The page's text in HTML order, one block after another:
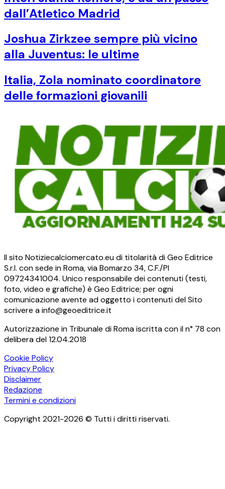
dall’Atletico Madrid
Joshua Zirkzee sempre più vicino
alla Juventus: le ultime
Italia, Zola nominato coordinatore
delle formazioni giovanili
Il sito Notiziecalciomercato.eu di titolarità di Geo Editrice
S.r.l. con sede in Roma, via Bomarzo 34, C.F./PI
09724341004. Unico responsabile dei contenuti (testi,
foto, video e grafiche) è Geo Editrice; per ogni
comunicazione avente ad oggetto i contenuti del Sito
scrivere a info@geoeditrice.it
Autorizzazione in Tribunale di Roma iscritta con il n° 78 con
delibera del 12.04.2018
Cookie Policy
Privacy Policy
Disclaimer
Redazione
Termini e condizioni
Copyright 2021-2026 © Tutti i diritti riservati.